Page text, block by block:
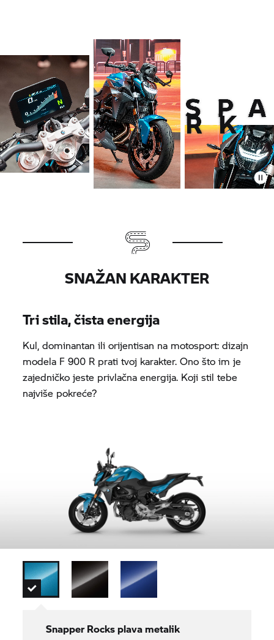
SNAŽAN KARAKTER
Tri stila, čista energija
Kul, dominantan ili orijentisan na motosport: dizajn
modela F 900 R prati tvoj karakter. Ono što im je
zajedničko jeste privlačna energija. Koji stil tebe
najviše pokreće?
Snapper Rocks plava metalik